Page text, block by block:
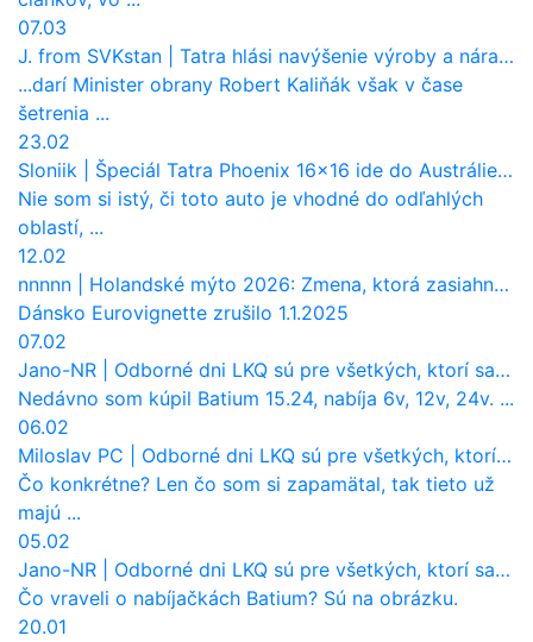
07.03
J. from SVKstan
Tatra hlási navýšenie výroby a nárast tržieb. Ktorí odberatelia sú kľúčoví?
...darí Minister obrany Robert Kaliňák však v čase
šetrenia ...
23.02
Sloniik
Špeciál Tatra Phoenix 16×16 ide do Austrálie. Na čo bude slúžiť?
Nie som si istý, či toto auto je vhodné do odľahlých
oblastí, ...
12.02
nnnnn
Holandské mýto 2026: Zmena, ktorá zasiahne slovenských dopravcov
Dánsko Eurovignette zrušilo 1.1.2025
07.02
Jano-NR
Odborné dni LKQ sú pre všetkých, ktorí sa chcú dozvedieť niečo viac
Nedávno som kúpil Batium 15.24, nabíja 6v, 12v, 24v. ...
06.02
Miloslav PC
Odborné dni LKQ sú pre všetkých, ktorí sa chcú dozvedieť niečo viac
Čo konkrétne? Len čo som si zapamätal, tak tieto už
majú ...
05.02
Jano-NR
Odborné dni LKQ sú pre všetkých, ktorí sa chcú dozvedieť niečo viac
Čo vraveli o nabíjačkách Batium? Sú na obrázku.
20.01